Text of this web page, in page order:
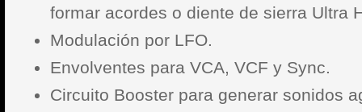
formar acordes o diente de sierra Ultra
Modulación por LFO.
Envolventes para VCA, VCF y Sync.
Circuito Booster para generar sonidos